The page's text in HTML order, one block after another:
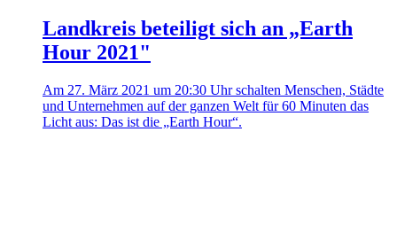
Landkreis beteiligt sich an „Earth
Hour 2021"
Am 27. März 2021 um 20:30 Uhr schalten Menschen, Städte
und Unternehmen auf der ganzen Welt für 60 Minuten das
Licht aus: Das ist die „Earth Hour“.